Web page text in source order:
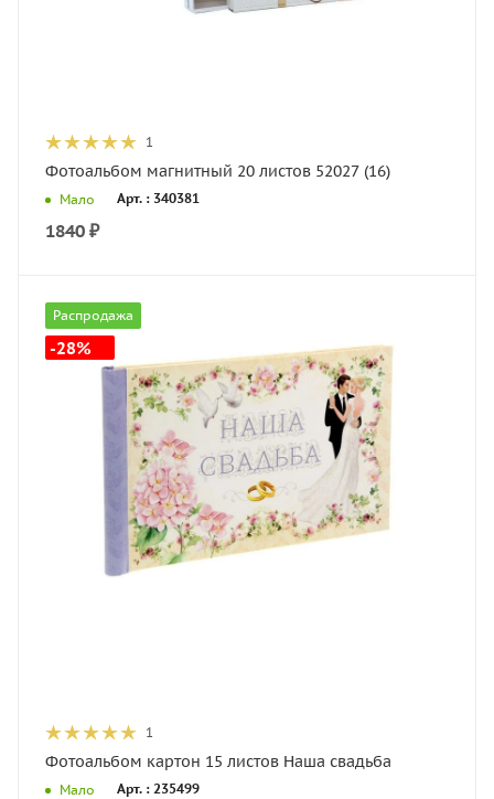
1
Фотоальбом магнитный 20 листов 52027 (16)
Мало Арт. : 340381
1840 ₽
Распродажа
-28%
1
Фотоальбом картон 15 листов Наша свадьба
Мало Арт. : 235499